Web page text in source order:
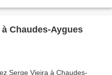
Chaudes-Aygues